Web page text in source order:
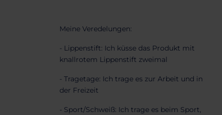
Meine Veredelungen:
- Lippenstift: Ich küsse das Produkt mit
knallrotem Lippenstift zweimal
- Tragetage: Ich trage es zur Arbeit und in
der Freizeit
- Sport/Schweiß: Ich trage es beim Sport,